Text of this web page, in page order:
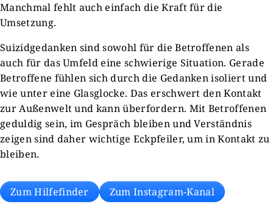
Manchmal fehlt auch einfach die Kraft für die
Umsetzung.
Suizidgedanken sind sowohl für die Betroffenen als
auch für das Umfeld eine schwierige Situation. Gerade
Betroffene fühlen sich durch die Gedanken isoliert und
wie unter eine Glasglocke. Das erschwert den Kontakt
zur Außenwelt und kann überfordern. Mit Betroffenen
geduldig sein, im Gespräch bleiben und Verständnis
zeigen sind daher wichtige Eckpfeiler, um in Kontakt zu
bleiben.
Zum Hilfefinder Zum Instagram-Kanal